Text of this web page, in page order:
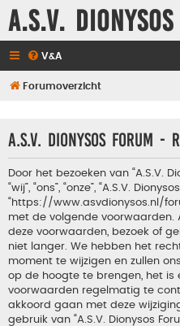
A.S.V.
V&A
Forumoverzicht
A.S.V. Dionysos Forum -
Door het bezoeken van “A.S.V.
“wij”, “ons”, “onze”, “A.S.V.
“https://www.asvdionysos.nl/
met de volgende
deze voorwaarden, bezoek of
niet langer. We hebben het
moment te wijzigen en zullen
op de hoogte te brengen, het
voorwaarden regelmatig te
akkoord gaan met deze
gebruik van “A.S.V. Dionysos